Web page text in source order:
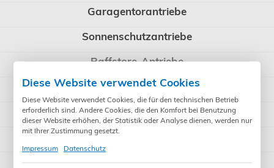
Garagentorantriebe
Sonnenschutzantriebe
Raffstore-Antriebe
Schnäppchen
Sonstiges
Installationsmaterial
Heizstrahler
Diese Website verwendet Cookies
Diese Website verwendet Cookies, die für den technischen Betrieb
erforderlich sind. Andere Cookies, die den Komfort bei Benutzung
dieser Website erhöhen, der Statistik oder Analyse dienen, werden nur
mit Ihrer Zustimmung gesetzt.
Impressum
Datenschutz